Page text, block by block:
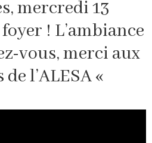
mercredi 13
! L’ambiance
vous, merci aux
l’ALESA «